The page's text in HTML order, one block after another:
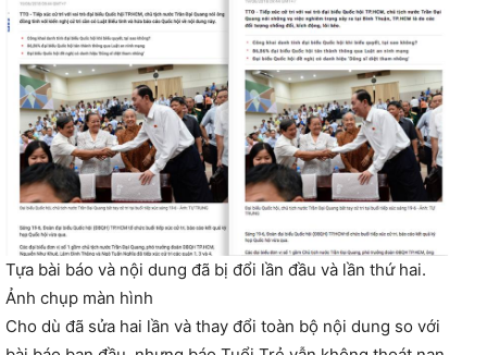
Tựa bài báo và nội dung đã bị đổi lần đầu và lần thứ hai.
Ảnh chụp màn hình
Cho dù đã sửa hai lần và thay đổi toàn bộ nội dung so với